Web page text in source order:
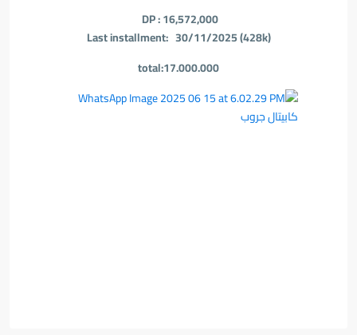
DP : 16,572,000
Last installment: 30/11/2025 (428k)
total:17.000.000